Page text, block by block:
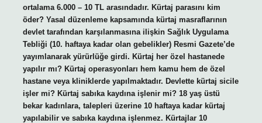
ortalama 6.000 – 10 TL arasındadır. Kürtaj parasını kim
öder? Yasal düzenleme kapsamında kürtaj masraflarının
devlet tarafından karşılanmasına ilişkin Sağlık Uygulama
Tebliği (10. haftaya kadar olan gebelikler) Resmi Gazete’de
yayımlanarak yürürlüğe girdi. Kürtaj her özel hastanede
yapılır mı? Kürtaj operasyonları hem kamu hem de özel
hastane veya kliniklerde yapılmaktadır. Devlette kürtaj sicile
işler mi? Kürtaj sabıka kaydına işlenir mi? 18 yaş üstü
bekar kadınlara, talepleri üzerine 10 haftaya kadar kürtaj
yapılabilir ve sabıka kaydına işlenmez. Kürtajlar 10